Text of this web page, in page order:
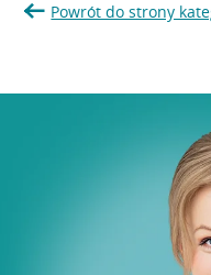
Powrót do strony